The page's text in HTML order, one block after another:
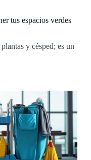
tus espacios verdes
y césped; es un